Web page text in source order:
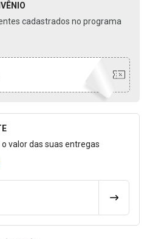
cadastrados no programa
o Frete
valor das suas entregas